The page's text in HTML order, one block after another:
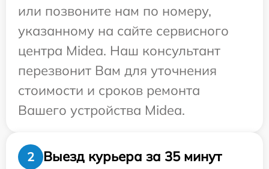
или позвоните нам по номеру,
указанному на сайте сервисного
центра Midea. Наш консультант
перезвонит Вам для уточнения
стоимости и сроков ремонта
Вашего устройства Midea.
2 Выезд курьера за 35 минут